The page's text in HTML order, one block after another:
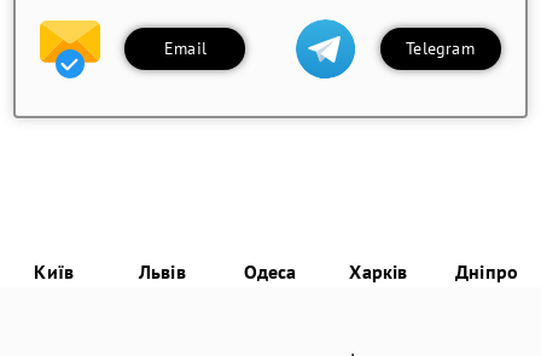
Email Telegram
Київ Львів Одеса Харків Дніпро